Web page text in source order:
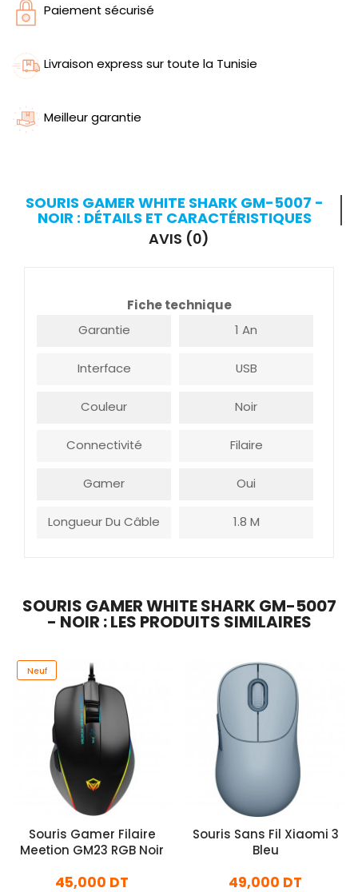
Paiement sécurisé
Livraison express sur toute la Tunisie
Meilleur garantie
SOURIS GAMER WHITE SHARK GM-5007 -
NOIR : DÉTAILS ET CARACTÉRISTIQUES
AVIS (0)
Fiche technique
Garantie
1 An
Interface USB
Couleur Noir
Connectivité Filaire
Gamer Oui
Longueur Du Câble 1.8 M
SOURIS GAMER WHITE SHARK GM-5007
- NOIR : LES PRODUITS SIMILAIRES
Neuf
Souris Gamer Filaire
Meetion GM23 RGB Noir
45,000 DT
Souris Sans Fil Xiaomi 3
Bleu
49,000 DT